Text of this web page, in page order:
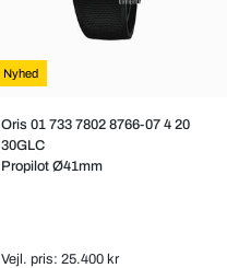
Nyhed
Oris 01 733 7802 8766-07 4 20
30GLC
Propilot Ø41mm
Vejl. pris: 25.400 kr